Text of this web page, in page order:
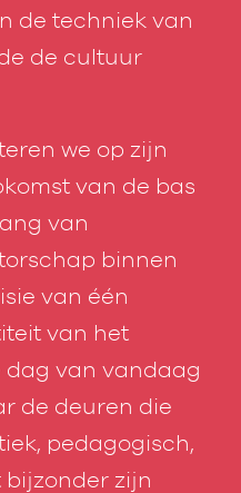
de techniek van
de cultuur
we op zijn
van de bas
van
binnen
van één
van het
dag van vandaag
de deuren die
pedagogisch,
bijzonder zijn